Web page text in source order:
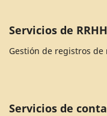
Servicios de RRHH
Gestión de registros de
Servicios de